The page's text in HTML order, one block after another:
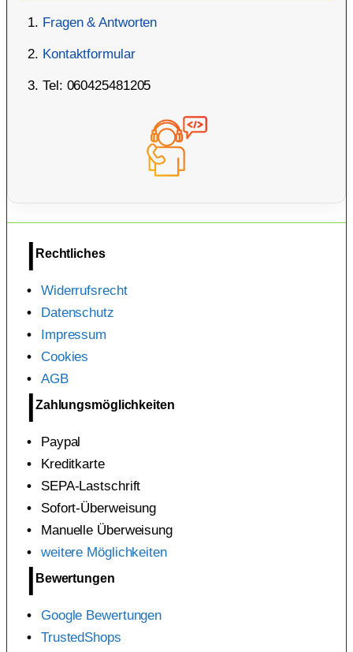
Fragen & Antworten
Kontaktformular
Tel: 060425481205
Rechtliches
Widerrufsrecht
Datenschutz
Impressum
Cookies
AGB
Zahlungsmöglichkeiten
Paypal
Kreditkarte
SEPA-Lastschrift
Sofort-Überweisung
Manuelle Überweisung
weitere Möglichkeiten
Bewertungen
Google Bewertungen
TrustedShops